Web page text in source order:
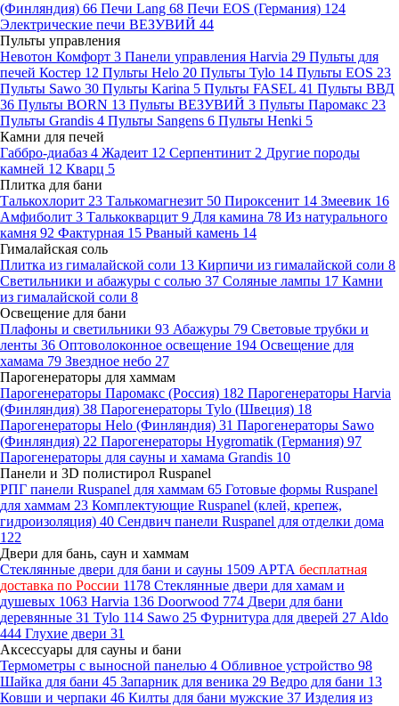
(Финляндия) 66 Печи Lang 68 Печи EOS (Германия) 124
Электрические печи ВЕЗУВИЙ 44
Пульты управления
Невотон Комфорт 3 Панели управления Harvia 29 Пульты для
печей Костер 12 Пульты Helo 20 Пульты Tylo 14 Пульты EOS 23
Пульты Sawo 30 Пульты Karina 5 Пульты FASEL 41 Пульты ВВД
36 Пульты BORN 13 Пульты ВЕЗУВИЙ 3 Пульты Паромакс 23
Пульты Grandis 4 Пульты Sangens 6 Пульты Henki 5
Камни для печей
Габбро-диабаз 4 Жадеит 12 Серпентинит 2 Другие породы
камней 12 Кварц 5
Плитка для бани
Талькохлорит 23 Талькомагнезит 50 Пироксенит 14 Змеевик 16
Амфиболит 3 Талькокварцит 9 Для камина 78 Из натурального
камня 92 Фактурная 15 Рваный камень 14
Гималайская соль
Плитка из гималайской соли 13 Кирпичи из гималайской соли 8
Светильники и абажуры с солью 37 Соляные лампы 17 Камни
из гималайской соли 8
Освещение для бани
Плафоны и светильники 93 Абажуры 79 Световые трубки и
ленты 36 Оптоволоконное освещение 194 Освещение для
хамама 79 Звездное небо 27
Парогенераторы для хаммам
Парогенераторы Паромакс (Россия) 182 Парогенераторы Harvia
(Финляндия) 38 Парогенераторы Tylo (Швеция) 18
Парогенераторы Helo (Финляндия) 31 Парогенераторы Sawo
(Финляндия) 22 Парогенераторы Hygromatik (Германия) 97
Парогенераторы для сауны и хамама Grandis 10
Панели и 3D полистирол Ruspanel
РПГ панели Ruspanel для хаммам 65 Готовые формы Ruspanel
для хаммам 23 Комплектующие Ruspanel (клей, крепеж,
гидроизоляция) 40 Сендвич панели Ruspanel для отделки дома
122
Двери для бань, саун и хаммам
Стеклянные двери для бани и сауны 1509 АРТА бесплатная
доставка по России 1178 Стеклянные двери для хамам и
душевых 1063 Harvia 136 Doorwood 774 Двери для бани
деревянные 31 Tylo 114 Sawo 25 Фурнитура для дверей 27 Aldo
444 Глухие двери 31
Аксессуары для сауны и бани
Термометры с выносной панелью 4 Обливное устройство 98
Шайка для бани 45 Запарник для веника 29 Ведро для бани 13
Ковши и черпаки 46 Килты для бани мужские 37 Изделия из